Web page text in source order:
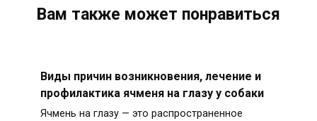
Вам также может понравиться
Виды причин возникновения, лечение и
профилактика ячменя на глазу у собаки
Ячмень на глазу — это распространенное